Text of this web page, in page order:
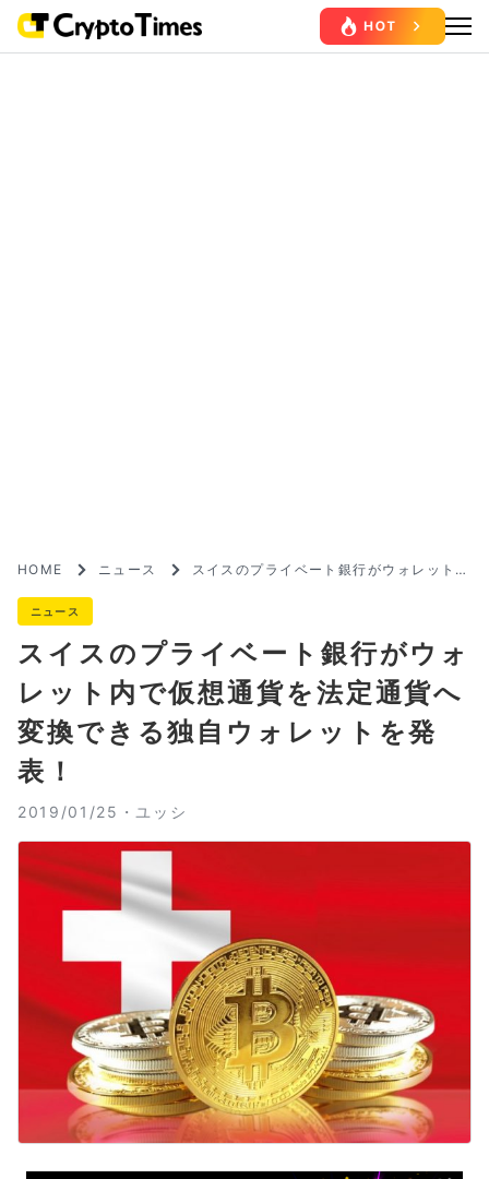
HOME ニュース
スイスのプライベート銀行がウォレット内
ニュース
スイスのプライベート銀行がウォ
レット内で仮想通貨を法定通貨へ
変換できる独自ウォレットを発
表！
2019/01/25・ ユッシ